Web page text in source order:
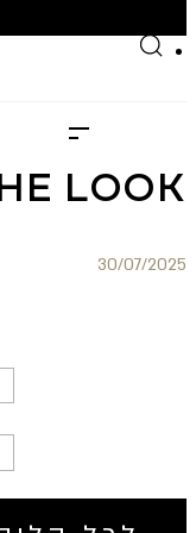
content
LOOK
30/07/2025